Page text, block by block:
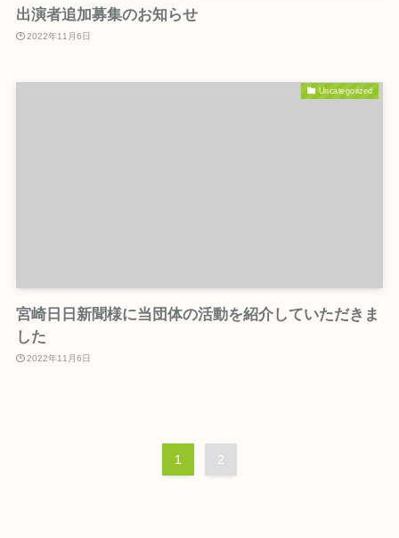
出演者追加募集のお知らせ
2022年11月6日
Uncategorized
宮崎日日新聞様に当団体の活動を紹介していただきま
した
2022年11月6日
1 2